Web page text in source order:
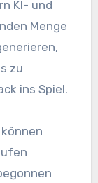
KI- und
Menge
zu
ins Spiel.